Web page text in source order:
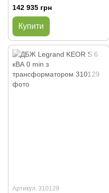
без батарей
142 935 грн
Купити
Артикул: 310129